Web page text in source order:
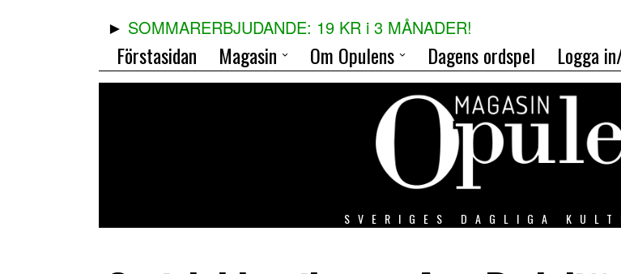
SOMMARERBJUDANDE: 19 KR i 3 MÅNADER!
Förstasidan Magasin Om Opulens Dagens ordspel Logga
SVERIGES DAGLIGA